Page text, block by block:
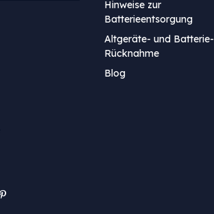
Hinweise zur
Batterieentsorgung
Altgeräte- und Batterie-
Rücknahme
Blog